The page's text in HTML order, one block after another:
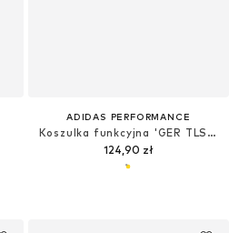
ADIDAS PERFORMANCE
Koszulka funkcyjna 'GER TLSTR'
124,90 zł